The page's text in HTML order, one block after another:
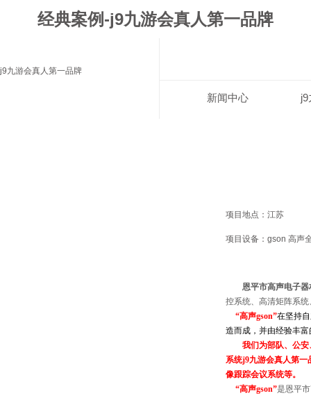
经典案例-j9九游会真人第一品牌
j9九游会真人第一品牌
新闻中心
项目地点：江苏
项目设备：gson 高声
恩平市高声电子器
控系统、高清矩阵系
“高声gson”在坚持
造而成，并由经验丰富
我们为部队、公
系统j9九游会真人第一
像跟踪会议系统等。
“高声gson”是恩平